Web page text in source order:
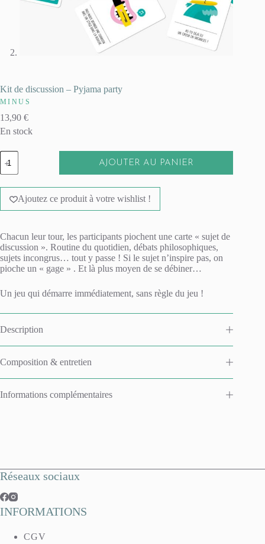
Kit de discussion – Pyjama party
MINUS
13,90 €
En stock
quantité
de
Kit
de
discussion
AJOUTER AU PANIER
l
e
n
a
t
i
v
:
Ajoutez ce produit à votre wishlist !
Chacun leur tour, les participants piochent une carte « sujet de
discussion ». Routine du quotidien, débats philosophiques,
sujets incongrus… tout y passe ! Si le sujet n’inspire pas, on
pioche un « gage » . Et là plus moyen de se débiner…
Un jeu qui démarre immédiatement, sans règle du jeu !
Description
Composition & entretien
Informations complémentaires
Réseaux sociaux
INFORMATIONS
CGV